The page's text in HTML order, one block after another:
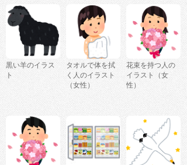
黒い羊のイラス
ト
タオルで体を拭
く人のイラスト
（女性）
花束を持つ人の
イラスト（女
性）